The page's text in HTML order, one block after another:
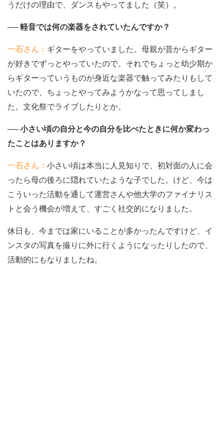
うだけの理由で、ダンスもやってました（笑）。
── 軽音では何の楽器をされていたんですか？
一石さん： ギターをやっていました。母親が昔からギター
が好きでずっとやっていたので。それでちょっと幼少期か
らギターっていうものが身近な楽器で触ってみたりもして
いたので、ちょっとやってみようかなって思ってしまし
た。文化祭でライブしたりとか。
── 小さい頃の自分と今の自分を比べたときに何か変わっ
たことはありますか？
一石さん： 小さい頃は本当に人見知りで、初対面の人に会
ったら母の後ろに隠れていたような子でした。けど、今は
こういった活動を通して運営さんや他大学のファイナリス
トと会う機会が増えて、すごく社交的になりました。
休日も、今までは家にいることが多かったんですけど、イ
ンスタの写真を撮りに外に行くようになったりしたので、
活動的にもなりましたね。